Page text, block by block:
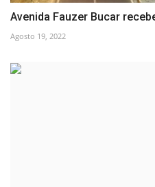
Avenida Fauzer Bucar
Agosto 19, 2022